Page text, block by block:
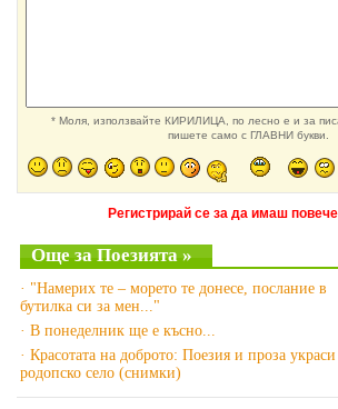
* Моля, използвайте КИРИЛИЦА, по лесно е и за
пишете само с ГЛАВНИ букви.
Регистрирай се за да имаш
Още за Поезията »
· "Намерих те – морето те донесе, послание в
бутилка си за мен..."
· В понеделник ще е късно...
· Красотата на доброто: Поезия и проза украси
родопско село (снимки)